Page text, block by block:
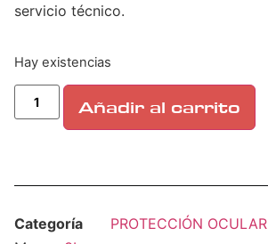
servicio técnico.
Hay existencias
Añadir al carrito
Categoría
PROTECCIÓN OCULAR